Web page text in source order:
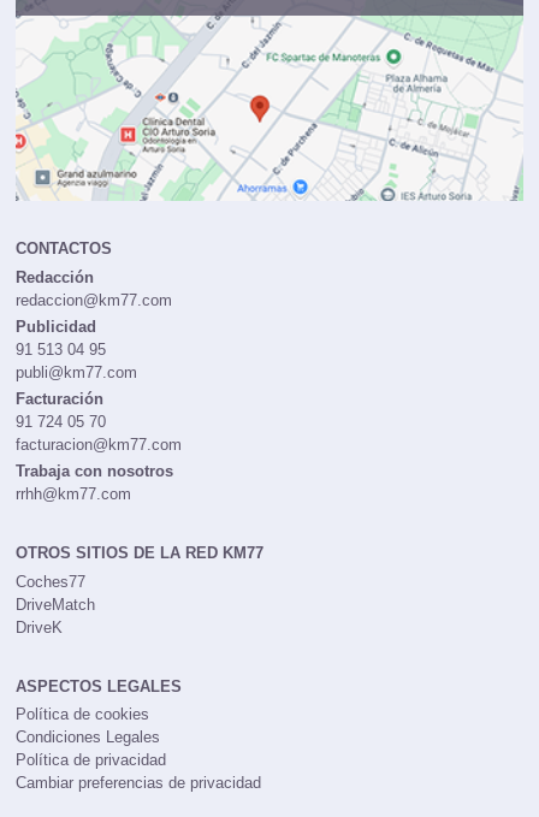
CONTACTOS
Redacción
redaccion@km77.com
Publicidad
91 513 04 95
publi@km77.com
Facturación
91 724 05 70
facturacion@km77.com
Trabaja con nosotros
rrhh@km77.com
OTROS SITIOS DE LA RED KM77
Coches77
DriveMatch
DriveK
ASPECTOS LEGALES
Política de cookies
Condiciones Legales
Política de privacidad
Cambiar preferencias de privacidad